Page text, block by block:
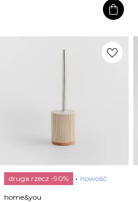
shopping_bag
favorite
druga rzecz -90% nowość
home&you